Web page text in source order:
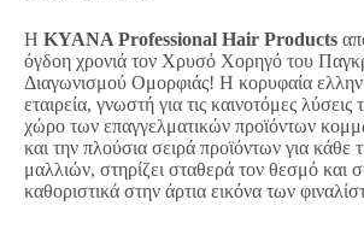
Η KYANA Professional Hair Products
όγδοη χρονιά τον Χρυσό Χορηγό του
Διαγωνισμού Ομορφιάς! Η κορυφαία
εταιρεία, γνωστή για τις καινοτόμες λύσεις
χώρο των επαγγελματικών προϊόντων
και την πλούσια σειρά προϊόντων για κάθε
μαλλιών, στηρίζει σταθερά τον θεσμό και
καθοριστικά στην άρτια εικόνα των